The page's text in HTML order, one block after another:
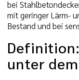
bei
mit geringer Lärm-
Bestand und bei
unter